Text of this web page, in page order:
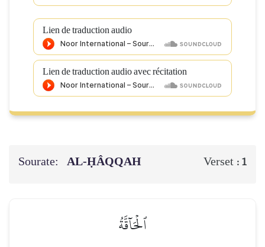
Lien de traduction audio
Lien de traduction audio avec récitation
Sourate: AL-ḤÂQQAH Verset : 1
ٱلۡحَآقَّةُ